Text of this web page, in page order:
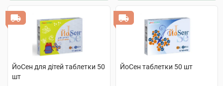
ЙоСен для дітей таблетки 50
шт
ЙоСен таблетки 50 шт